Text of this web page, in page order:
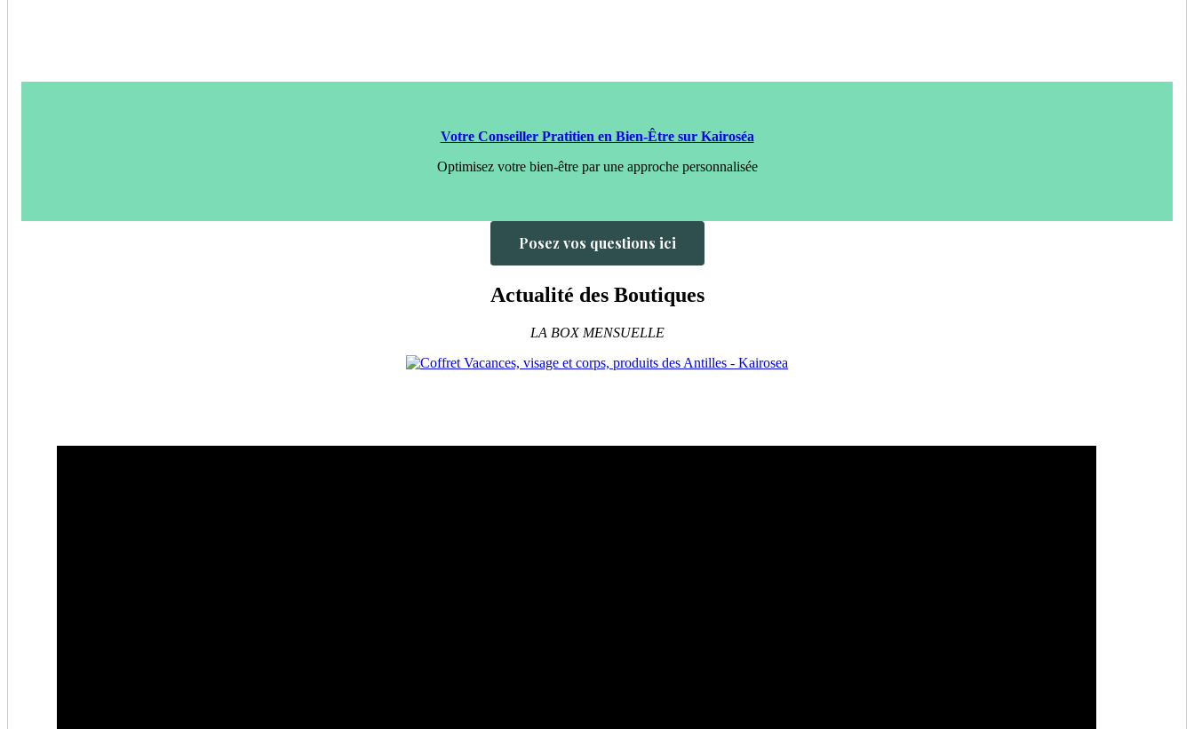
Votre Conseiller Pratitien en Bien-Être sur Kairoséa
Optimisez votre bien-être par une approche personnalisée
Posez vos questions ici
Actualité des Boutiques
LA BOX MENSUELLE